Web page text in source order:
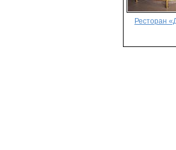
Ресторан